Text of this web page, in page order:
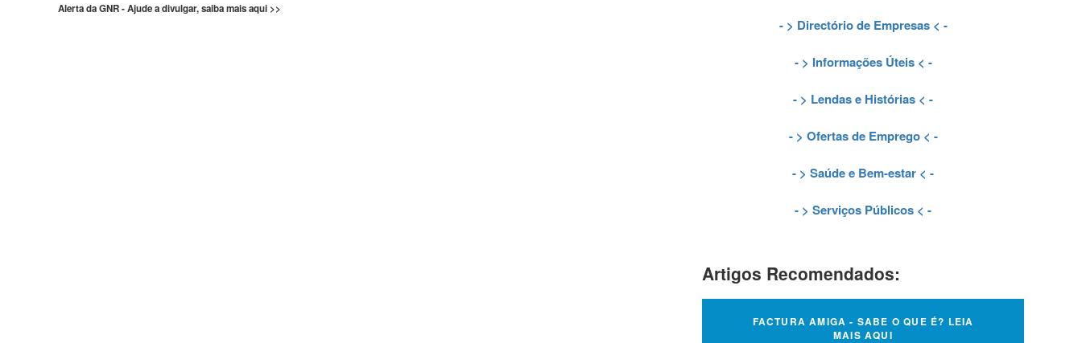
Alerta da GNR - Ajude a divulgar, saiba mais aqui >>
- > Directório de Empresas< -
- > Informações Úteis< -
- > Lendas e Histórias < -
- > Ofertas de Emprego< -
- > Saúde e Bem-estar < -
- > Serviços Públicos < -
Artigos Recomendados:
FACTURA AMIGA - SABE O QUE É? LEIA
MAIS AQUI